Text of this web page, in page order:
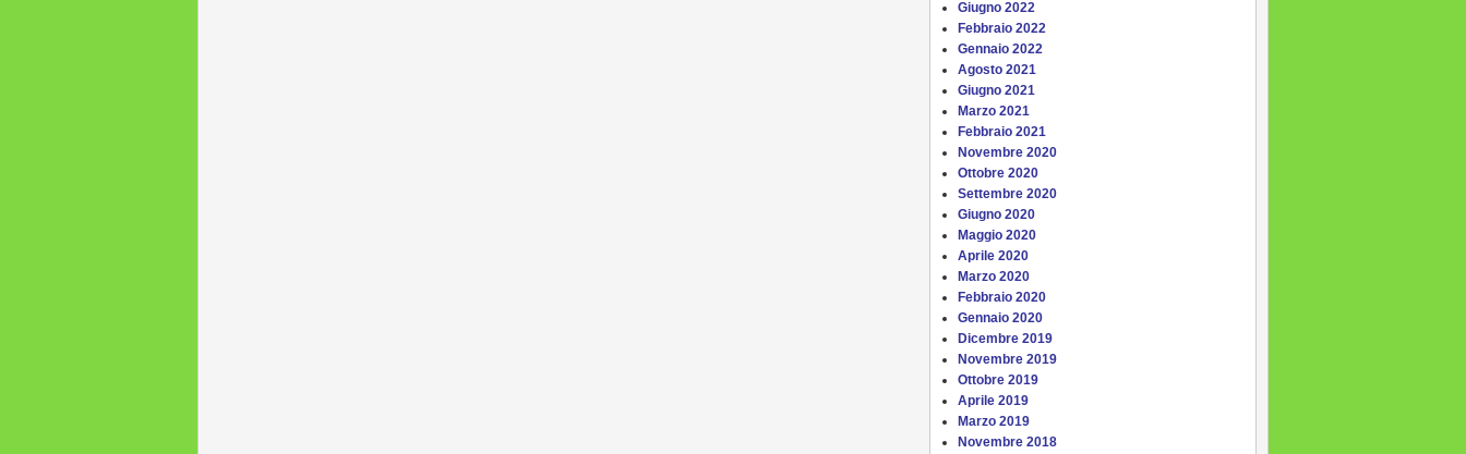
Giugno 2022
Febbraio 2022
Gennaio 2022
Agosto 2021
Giugno 2021
Marzo 2021
Febbraio 2021
Novembre 2020
Ottobre 2020
Settembre 2020
Giugno 2020
Maggio 2020
Aprile 2020
Marzo 2020
Febbraio 2020
Gennaio 2020
Dicembre 2019
Novembre 2019
Ottobre 2019
Aprile 2019
Marzo 2019
Novembre 2018